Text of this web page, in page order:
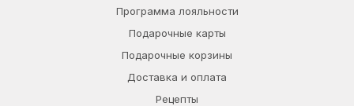
Программа лояльности
Подарочные карты
Подарочные корзины
Доставка и оплата
Рецепты